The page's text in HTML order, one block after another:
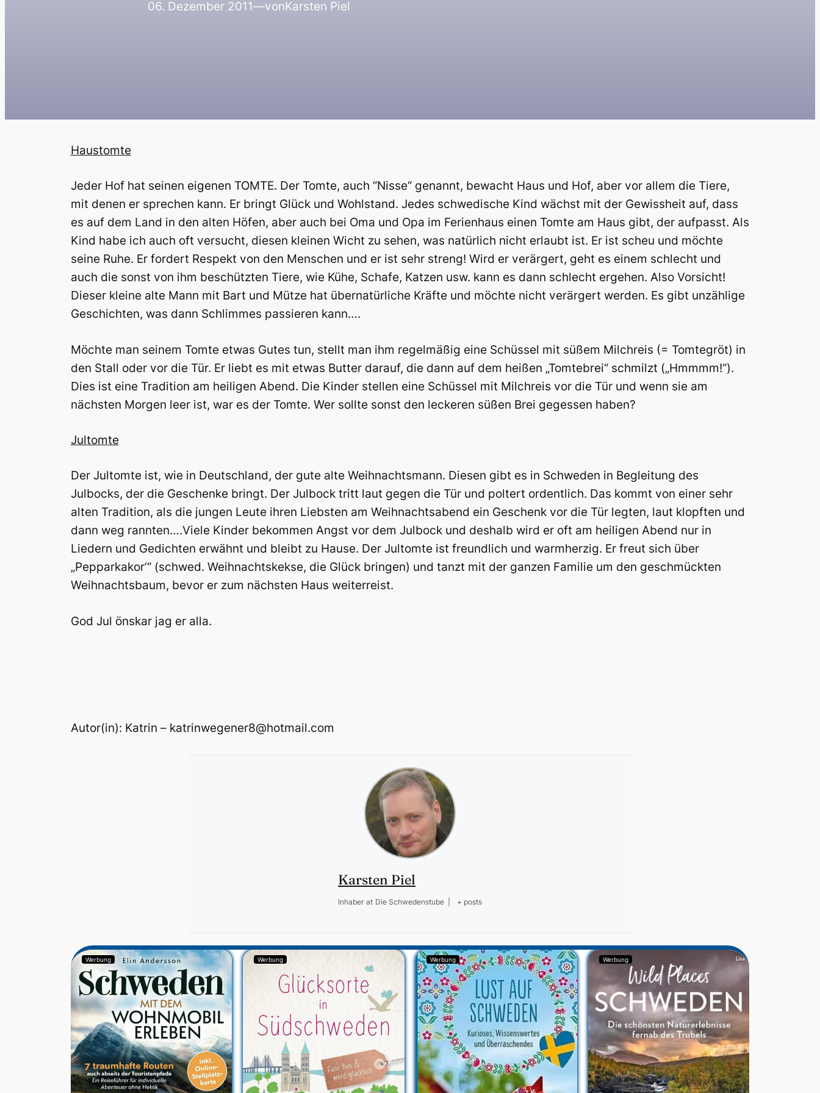
06. Dezember 2011—vonKarsten Piel
Haustomte
Jeder Hof hat seinen eigenen TOMTE. Der Tomte, auch “Nisse“ genannt, bewacht Haus und Hof, aber vor allem die Tiere,
mit denen er sprechen kann. Er bringt Glück und Wohlstand. Jedes schwedische Kind wächst mit der Gewissheit auf, dass
es auf dem Land in den alten Höfen, aber auch bei Oma und Opa im Ferienhaus einen Tomte am Haus gibt, der aufpasst. Als
Kind habe ich auch oft versucht, diesen kleinen Wicht zu sehen, was natürlich nicht erlaubt ist. Er ist scheu und möchte
seine Ruhe. Er fordert Respekt von den Menschen und er ist sehr streng! Wird er verärgert, geht es einem schlecht und
auch die sonst von ihm beschützten Tiere, wie Kühe, Schafe, Katzen usw. kann es dann schlecht ergehen. Also Vorsicht!
Dieser kleine alte Mann mit Bart und Mütze hat übernatürliche Kräfte und möchte nicht verärgert werden. Es gibt unzählige
Geschichten, was dann Schlimmes passieren kann….
Möchte man seinem Tomte etwas Gutes tun, stellt man ihm regelmäßig eine Schüssel mit süßem Milchreis (= Tomtegröt) in
den Stall oder vor die Tür. Er liebt es mit etwas Butter darauf, die dann auf dem heißen „Tomtebrei“ schmilzt („Hmmmm!“).
Dies ist eine Tradition am heiligen Abend. Die Kinder stellen eine Schüssel mit Milchreis vor die Tür und wenn sie am
nächsten Morgen leer ist, war es der Tomte. Wer sollte sonst den leckeren süßen Brei gegessen haben?
Jultomte
Der Jultomte ist, wie in Deutschland, der gute alte Weihnachtsmann. Diesen gibt es in Schweden in Begleitung des
Julbocks, der die Geschenke bringt. Der Julbock tritt laut gegen die Tür und poltert ordentlich. Das kommt von einer sehr
alten Tradition, als die jungen Leute ihren Liebsten am Weihnachtsabend ein Geschenk vor die Tür legten, laut klopften und
dann weg rannten….Viele Kinder bekommen Angst vor dem Julbock und deshalb wird er oft am heiligen Abend nur in
Liedern und Gedichten erwähnt und bleibt zu Hause. Der Jultomte ist freundlich und warmherzig. Er freut sich über
„Pepparkakor’“ (schwed. Weihnachtskekse, die Glück bringen) und tanzt mit der ganzen Familie um den geschmückten
Weihnachtsbaum, bevor er zum nächsten Haus weiterreist.
God Jul önskar jag er alla.
Autor(in): Katrin – katrinwegener8@hotmail.com
Karsten Piel
Inhaber at Die Schwedenstube + posts
Werbung Werbung Werbung Werbung